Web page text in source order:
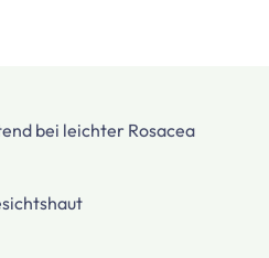
bei leichter Rosacea